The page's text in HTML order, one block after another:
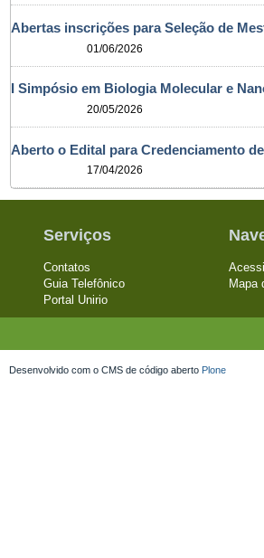
Defesa de Projeto de Dissertação de
03/08/2026
Abertas inscrições para Seleção de
01/06/2026
I Simpósio em Biologia Molecular e
20/05/2026
17/04/2026
Serviços
Guia Telefônico
Portal Unirio
Mapa